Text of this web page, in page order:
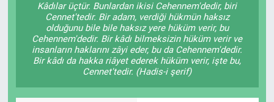
Kâdılar üçtür. Bunlardan ikisi Cehennem'dedir, biri
Cennet'tedir. Bir adam, verdiği hükmün haksız
olduğunu bile bile haksız yere hüküm verir, bu
Cehennem'dedir. Bir kâdı bilmeksizin hüküm verir ve
insanların haklarını zâyi eder, bu da Cehennem'dedir.
Bir kâdı da hakka riâyet ederek hüküm verir, işte bu,
Cennet'tedir. (Hadis-i şerif)
Sağlık
Spor
KÜLTÜR SANAT